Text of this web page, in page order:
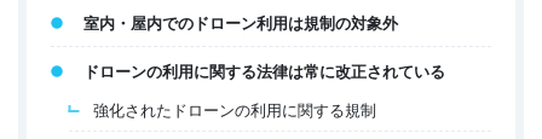
室内・屋内でのドローン利用は規制の対象外
ドローンの利用に関する法律は常に改正されている
強化されたドローンの利用に関する規制